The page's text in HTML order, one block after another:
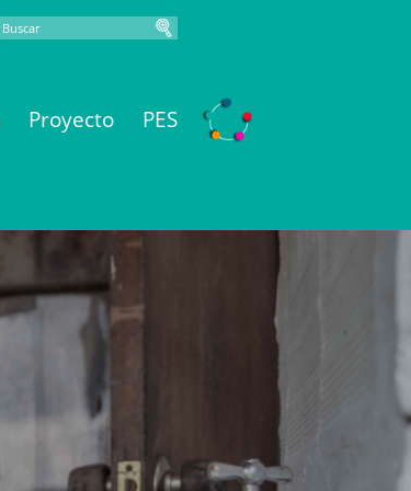
Proyecto PES